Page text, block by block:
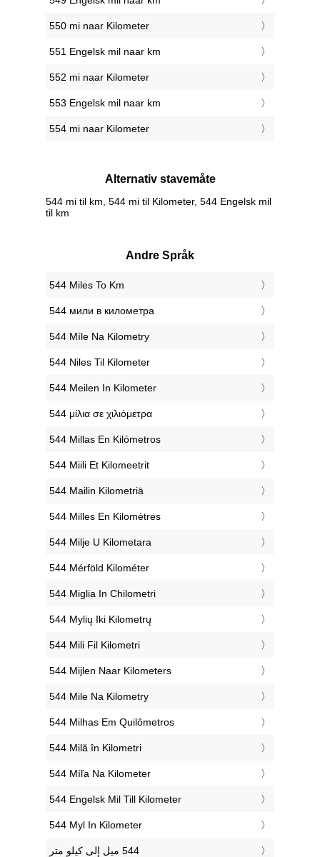
550 mi naar Kilometer
551 Engelsk mil naar km
552 mi naar Kilometer
553 Engelsk mil naar km
554 mi naar Kilometer
Alternativ stavemåte
544 mi til km, 544 mi til Kilometer, 544 Engelsk mil
til km
Andre Språk
‎544 Miles To Km
‎544 мили в километра
‎544 Míle Na Kilometry
‎544 Niles Til Kilometer
‎544 Meilen In Kilometer
‎544 μίλια σε χιλιόμετρα
‎544 Millas En Kilómetros
‎544 Miili Et Kilomeetrit
‎544 Mailin Kilometriä
‎544 Milles En Kilomètres
‎544 Milje U Kilometara
‎544 Mérföld Kilométer
‎544 Miglia In Chilometri
‎544 Mylių Iki Kilometrų
‎544 Mili Fil Kilometri
‎544 Mijlen Naar Kilometers
‎544 Mile Na Kilometry
‎544 Milhas Em Quilômetros
‎544 Milă în Kilometri
‎544 Míľa Na Kilometer
‎544 Engelsk Mil Till Kilometer
‎544 Myl In Kilometer